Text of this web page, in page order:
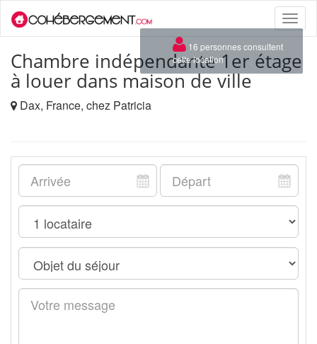
Toggle
Chambre indépendante 1er étage
à louer dans maison de ville
Dax, France, chez Patricia
×
16 personnes consultent
cette location